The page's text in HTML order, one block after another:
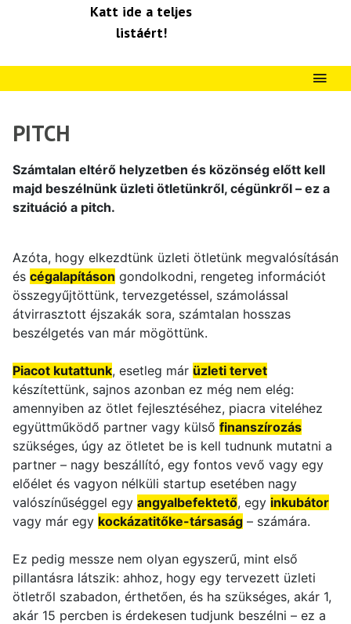
Katt ide a teljes
listáért!
PITCH
Számtalan eltérő helyzetben és közönség előtt kell
majd beszélnünk üzleti ötletünkről, cégünkről – ez a
szituáció a pitch.
Azóta, hogy elkezdtünk üzleti ötletünk megvalósításán
és cégalapításon gondolkodni, rengeteg információt
összegyűjtöttünk, tervezgetéssel, számolással
átvirrasztott éjszakák sora, számtalan hosszas
beszélgetés van már mögöttünk.
Piacot kutattunk, esetleg már üzleti tervet
készítettünk, sajnos azonban ez még nem elég:
amennyiben az ötlet fejlesztéséhez, piacra viteléhez
együttműködő partner vagy külső finanszírozás
szükséges, úgy az ötletet be is kell tudnunk mutatni a
partner – nagy beszállító, egy fontos vevő vagy egy
előélet és vagyon nélküli startup esetében nagy
valószínűséggel egy angyalbefektető, egy inkubátor
vagy már egy kockázatitőke-társaság – számára.
Ez pedig messze nem olyan egyszerű, mint első
pillantásra látszik: ahhoz, hogy egy tervezett üzleti
ötletről szabadon, érthetően, és ha szükséges, akár 1,
akár 15 percben is érdekesen tudjunk beszélni – ez a